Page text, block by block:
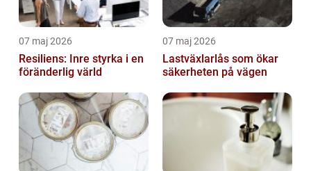
07 maj 2026
Resiliens: Inre styrka i en
föränderlig värld
07 maj 2026
Lastväxlarlås som ökar
säkerheten på vägen